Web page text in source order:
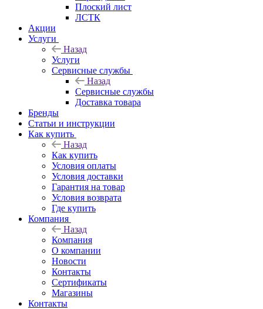
Плоский лист
ЛСТК
Акции
Услуги
Назад
Услуги
Сервисные службы
Назад
Сервисные службы
Доставка товара
Бренды
Статьи и инструкции
Как купить
Назад
Как купить
Условия оплаты
Условия доставки
Гарантия на товар
Условия возврата
Где купить
Компания
Назад
Компания
О компании
Новости
Контакты
Сертификаты
Магазины
Контакты